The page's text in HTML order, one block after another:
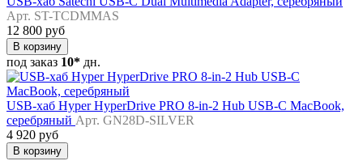
Арт. ST-TCDMMAS
12 800 руб
В корзину
под заказ 10* дн.
USB-хаб Hyper HyperDrive PRO 8-in-2 Hub USB-C MacBook,
серебряный Арт. GN28D-SILVER
4 920 руб
В корзину